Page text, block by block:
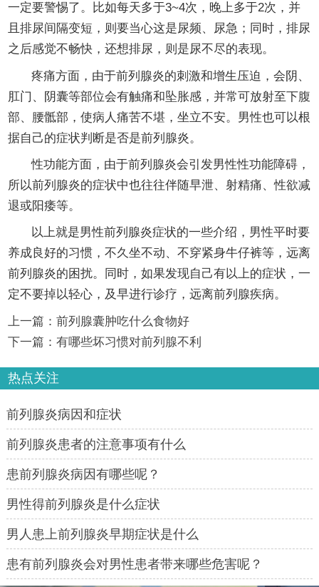
一定要警惕了。比如每天多于3~4次，晚上多于2次，并
且排尿间隔变短，则要当心这是尿频、尿急；同时，排尿
之后感觉不畅快，还想排尿，则是尿不尽的表现。
疼痛方面，由于前列腺炎的刺激和增生压迫，会阴、
肛门、阴囊等部位会有触痛和坠胀感，并常可放射至下腹
部、腰骶部，使病人痛苦不堪，坐立不安。男性也可以根
据自己的症状判断是否是前列腺炎。
性功能方面，由于前列腺炎会引发男性性功能障碍，
所以前列腺炎的症状中也往往伴随早泄、射精痛、性欲减
退或阳痿等。
以上就是男性前列腺炎症状的一些介绍，男性平时要
养成良好的习惯，不久坐不动、不穿紧身牛仔裤等，远离
前列腺炎的困扰。同时，如果发现自己有以上的症状，一
定不要掉以轻心，及早进行诊疗，远离前列腺疾病。
上一篇： 前列腺囊肿吃什么食物好
下一篇： 有哪些坏习惯对前列腺不利
热点关注
前列腺炎病因和症状
前列腺炎患者的注意事项有什么
患前列腺炎病因有哪些呢？
男性得前列腺炎是什么症状
男人患上前列腺炎早期症状是什么
患有前列腺炎会对男性患者带来哪些危害呢？